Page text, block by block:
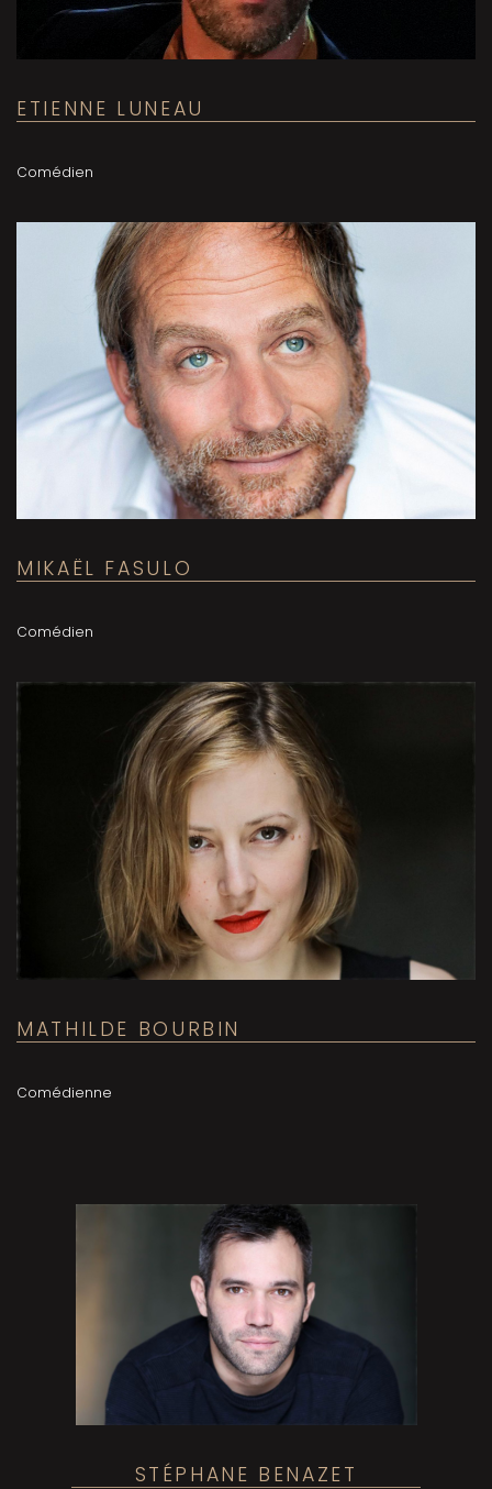
ETIENNE LUNEAU
Comédien
MIKAËL FASULO
Comédien
MATHILDE BOURBIN
Comédienne
STÉPHANE BENAZET